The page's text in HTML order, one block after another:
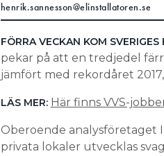
henrik.sannesson@elinstallatoren.se
FÖRRA VECKAN KOM SVERIGES
pekar på att en tredjedel
jämfört med rekordåret
LÄS MER: Här finns VVS-
Oberoende analysföretaget
privata lokaler utvecklas